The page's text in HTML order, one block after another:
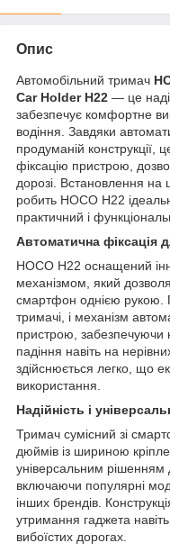
Опис
Автомобільний тримач
Car Holder H22 — це
забезпечує комфортне
водіння. Завдяки
продуманій конструкції,
фіксацію пристрою,
дорозі. Встановлення на
робить HOCO H22
практичний і
Автоматична фіксація
HOCO H22 оснащений
механізмом, який
смартфон однією рукою.
тримачі, і механізм
пристрою, забезпечуючи
падіння навіть на
здійснюється легко, що
використання.
Надійність і
Тримач сумісний зі
дюймів із шириною
універсальним рішенням
включаючи популярні
інших брендів.
утримання гаджета
вибоїстих дорогах.